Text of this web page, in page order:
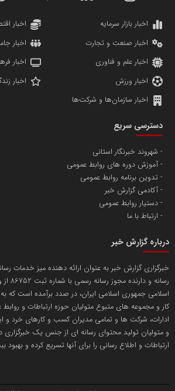
دانشگاه سئوی ایران
پایگاه اطلاع رسانی اعتلای نهادهای مردمی
پایگاه اطلاع رسانی دریا و نفت
تامین آهن اسفنجی تولیدکنندگان فولاد در کشور
تریبون
انتشار گسترده محتوا در رسانه گزارش خبر
مریم حاج نوروز نظری
مسعودصادقی
محمدعلی کرمعلی
اخبار بازار سرمایه
اخبار
اخبار صنعت و تجارت
اخبار
اخبار علم و فناوری
اخبار
اخبار ورزش
اخبار
اخبار سازمان‌ها و شرکت‌ها
دسترسی سریع
شهروند خبرنگار استانی
آموزش دوره های روابط عمومی
تدوین برنامه روابط عمومی
آکادمی گزارش خبر
دستیار روابط عمومی
ارتباط با ما
درباره گزارش خبر
خبرگزاری گزارش خبر به عنوان ارائه دهنده میز خدمات
اسلامی جمهوری اسلامی ایران، در صدد برآمده است که
کار و مجموعه های متبوع متولیان حوزه ارتباطات و
ادارات، شرکت ها و تمامی مدیران کسب و کارهای خرد و
و متولیان تولید محتوای رسانه ای از جنس یک
ارتباطات و اطلاع رسانی را برای آنها تسریع کرده و بهبود